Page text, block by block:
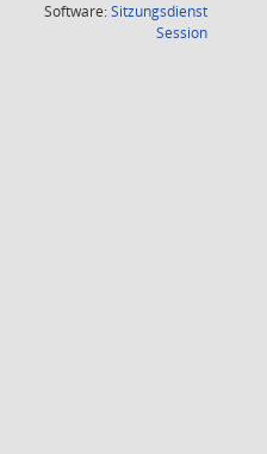
Software:Sitzungsdienst
Session(Wird in